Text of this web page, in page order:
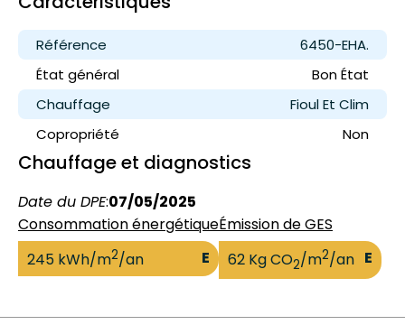
Référence
6450-EHA.
État général
Bon État
Chauffage
Fioul Et Clim
Copropriété
Non
Chauffage et diagnostics
Date du DPE:07/05/2025
Consommation énergétique
245 kWh/m2/an E
Émission de GES
62 Kg CO2/m2/an E